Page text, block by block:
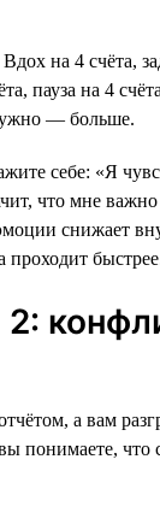
Вдох на 4 счёта,
пауза на 4
— больше.
себе: «Я
что мне
снижает
проходит
а вам
понимаете, что